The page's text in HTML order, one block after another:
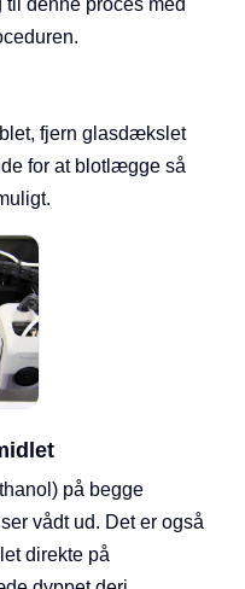
fjern glasdækslet
for at blotlægge så
på begge
vådt ud. Det er også
direkte på